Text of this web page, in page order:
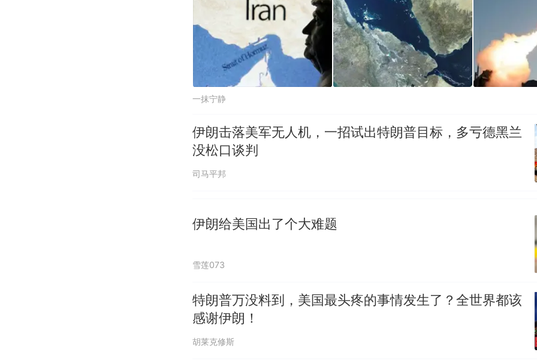
一抹宁静
伊朗击落美军无人机，一招试出特朗普目标，多亏德黑兰
没松口谈判
司马平邦
伊朗给美国出了个大难题
雪莲073
特朗普万没料到，美国最头疼的事情发生了？全世界都该
感谢伊朗！
胡莱克修斯